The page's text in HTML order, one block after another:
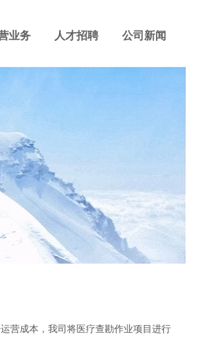
业务 人才招聘 公司新闻
营成本，我司将医疗查勘作业项目进行